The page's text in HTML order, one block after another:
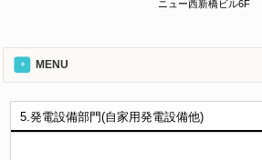
ニュー西新橋ビル6F
MENU
5.発電設備部門(自家用発電設備他)